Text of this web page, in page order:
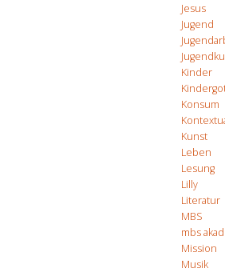
Jesus
Jugend
Kinder
Konsum
Kunst
Leben
Lesung
Lilly
Literatur
MBS
mbs
Mission
Musik